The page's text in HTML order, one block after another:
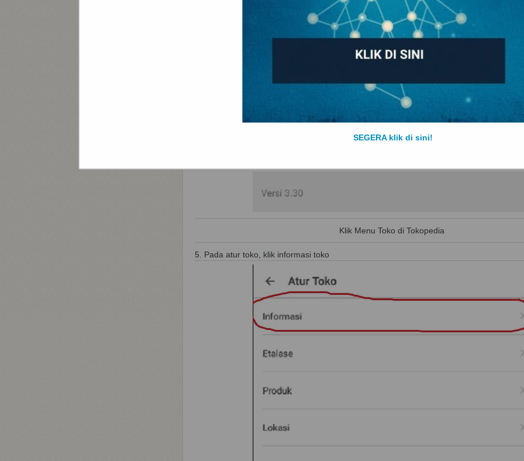
Klik Menu Toko di Tokopedia
5. Pada atur toko, klik informasi toko
SEGERA klik di sini!